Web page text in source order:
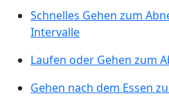
Schnelles Gehen zum
Intervalle
Laufen oder Gehen zum
Gehen nach dem Essen